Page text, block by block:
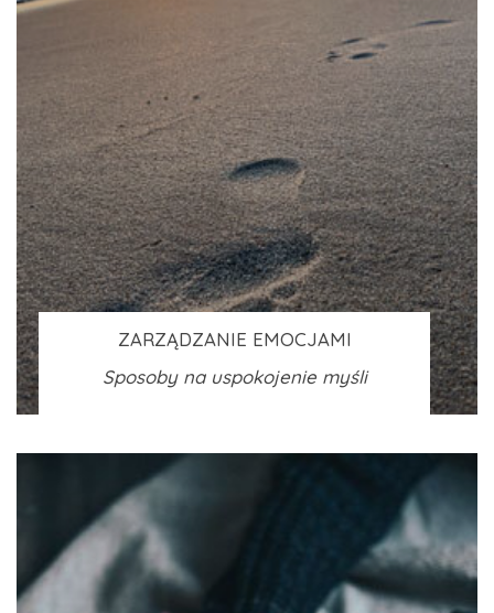
ZARZĄDZANIE EMOCJAMI
Sposoby na uspokojenie myśli